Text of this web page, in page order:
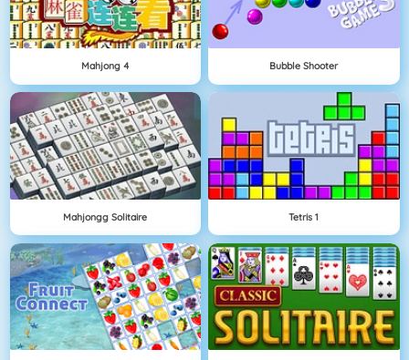
Mahjong 4 Bubble Shooter
Mahjongg Solitaire Tetris 1